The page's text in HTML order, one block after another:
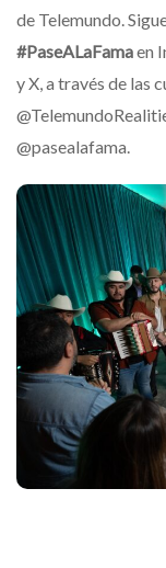
de Telemundo.
#PaseALaFamaen
y X, a través de las
@pasealafama.